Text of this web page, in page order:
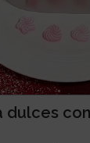
dulces